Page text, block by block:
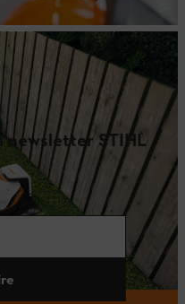
newsletter STIHL